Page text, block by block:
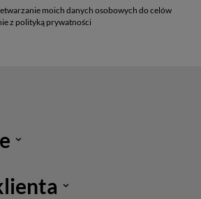
moich danych osobowych do celów
z polityką prywatności